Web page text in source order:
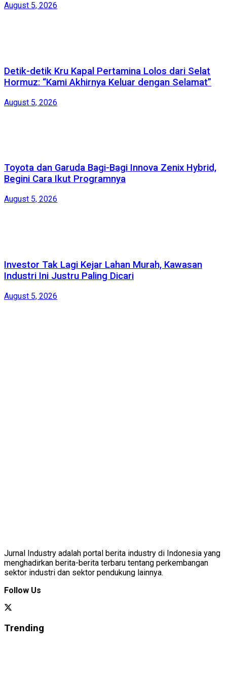
August 5, 2026
Detik-detik Kru Kapal Pertamina Lolos dari Selat
Hormuz: “Kami Akhirnya Keluar dengan Selamat”
August 5, 2026
Toyota dan Garuda Bagi-Bagi Innova Zenix Hybrid,
Begini Cara Ikut Programnya
August 5, 2026
Investor Tak Lagi Kejar Lahan Murah, Kawasan
Industri Ini Justru Paling Dicari
August 5, 2026
Jurnal Industry adalah portal berita industry di Indonesia yang
menghadirkan berita-berita terbaru tentang perkembangan
sektor industri dan sektor pendukung lainnya.
Follow Us
Trending